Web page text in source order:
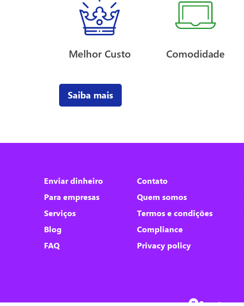
Melhor Custo Comodidade
Saiba mais
Enviar dinheiro
Para empresas
Serviços
Blog
FAQ
Contato
Quem somos
Termos e condições
Compliance
Privacy policy
experiência de usuário.
Consulte nossapolítica de cookies
para
Apenas necessários